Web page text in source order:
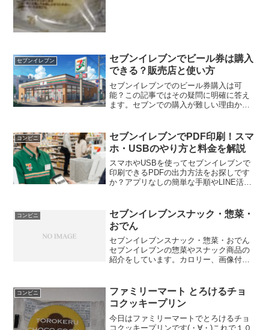
セブンイレブン
セブンイレブンでビール券は購入
できる？販売店と使い方
セブンイレブンでのビール券購入は可
能？この記事ではその疑問に明確に答え
ます。セブンでの購入が難しい理由か
ファミマ情報も比較し、あなたのセブン
イレブンでのビール券購入を徹底サポー
トします。
コンビニ
セブンイレブンでPDF印刷！スマ
ホ・USBのやり方と料金を解説
スマホやUSBを使ってセブンイレブンで
印刷できるPDFの出力方法をお探しです
か？アプリなしの簡単な手順やLINE活用
も含め、セブンイレブンでの印刷とPDF
に関する疑問を網羅的に解決できるガイ
ド記事です。
コンビニ
セブンイレブンスナック・惣菜・
おでん
セブンイレブンスナック・惣菜・おでん
セブンイレブンの惣菜やスナック商品の
紹介をしています。カロリー、画像付き
コンビニ
ファミリーマート とろけるチョ
コクッキープリン
今日はファミリーマートでとろけるチョ
コクッキープリンです(・∀・)これで１０